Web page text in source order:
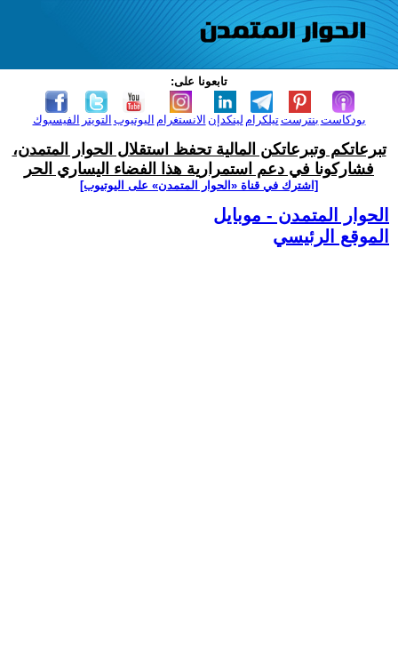
تابعونا على:
الفيسبوك التويتر اليوتيوب الانستغرام لينكدإن تيلكرامبنترست بودكاست
تبرعاتكم وتبرعاتكن المالية تحفظ استقلال الحوار المتمدن،
فشاركونا في دعم استمرارية هذا الفضاء اليساري الحر
[اشترك في قناة ‫«الحوار المتمدن» على اليوتيوب]
الحوار المتمدن - موبايل
الموقع الرئيسي